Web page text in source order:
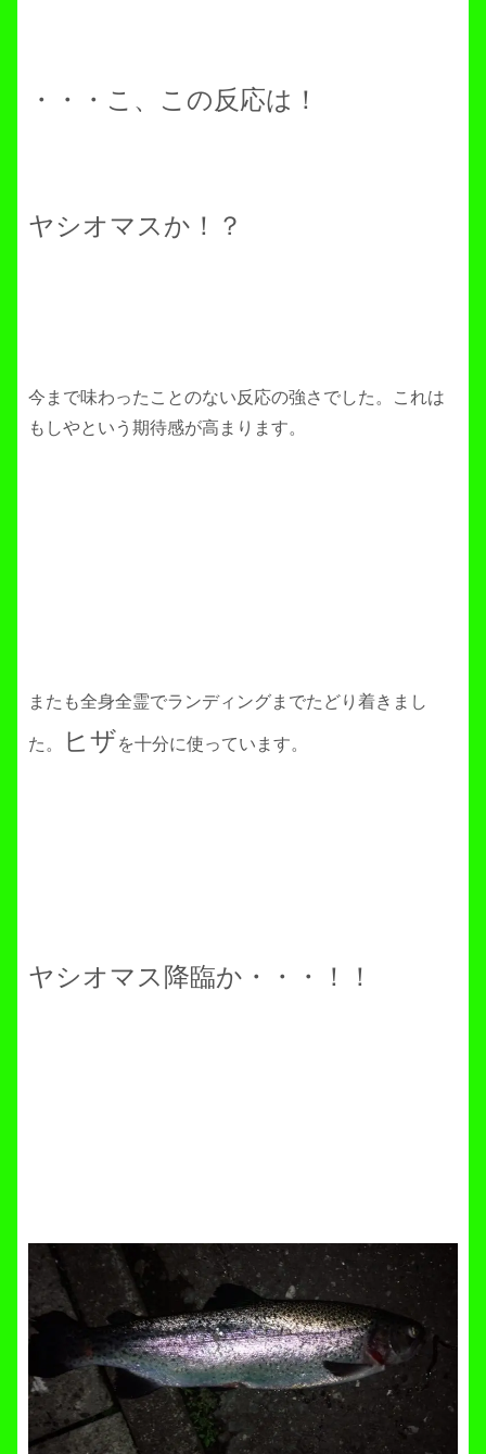
・・・こ、この反応は！
ヤシオマスか！？
今まで味わったことのない反応の強さでした。これは
もしやという期待感が高まります。
またも全身全霊でランディングまでたどり着きまし
た。 ヒザを十分に使っています。
ヤシオマス降臨か・・・！！